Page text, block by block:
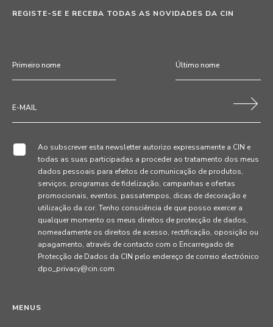
MENUS
REGISTE-SE E RECEBA TODAS AS NOVIDADES DA CIN
Ao subscrever esta newsletter autorizo expressamente a CIN e
todas as suas participadas a proceder ao tratamento dos meus
dados pessoais para efeitos de comunicação de produtos,
serviços, programas de fidelização, campanhas e ofertas
promocionais, eventos, passatempos, dicas de decoração e
utilização da cor. Tenho consciência de que posso exercer a
qualquer momento os meus direitos de protecção de dados,
nomeadamente os direitos de acesso, rectificação, oposição ou
apagamento, através de contacto com o Encarregado de
Protecção de Dados da CIN pelo endereço de correio electrónico
dpo_privacy@cin.com